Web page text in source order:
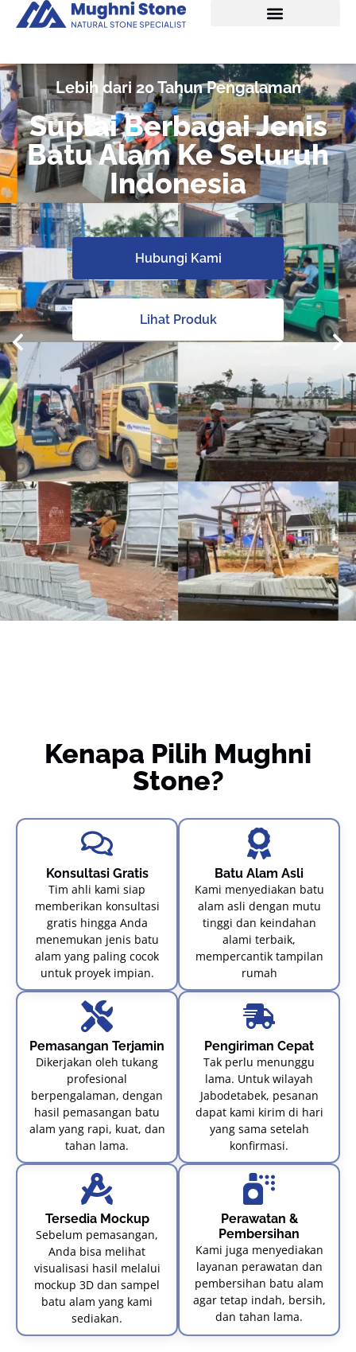
Lebih dari 20 Tahun Pengalaman
Suplai Berbagai Jenis
Batu Alam Ke Seluruh
Indonesia
Hubungi Kami
Lihat Produk
Kenapa Pilih Mughni
Stone?
Konsultasi Gratis
Tim ahli kami siap
memberikan konsultasi
gratis hingga Anda
menemukan jenis batu
alam yang paling cocok
untuk proyek impian.
Batu Alam Asli
Kami menyediakan batu
alam asli dengan mutu
tinggi dan keindahan
alami terbaik,
mempercantik tampilan
rumah
Pemasangan Terjamin
Dikerjakan oleh tukang
profesional
berpengalaman, dengan
hasil pemasangan batu
alam yang rapi, kuat, dan
tahan lama.
Pengiriman Cepat
Tak perlu menunggu
lama. Untuk wilayah
Jabodetabek, pesanan
dapat kami kirim di hari
yang sama setelah
konfirmasi.
Tersedia Mockup
Sebelum pemasangan,
Anda bisa melihat
visualisasi hasil melalui
mockup 3D dan sampel
batu alam yang kami
sediakan.
Perawatan &
Pembersihan
Kami juga menyediakan
layanan perawatan dan
pembersihan batu alam
agar tetap indah, bersih,
dan tahan lama.